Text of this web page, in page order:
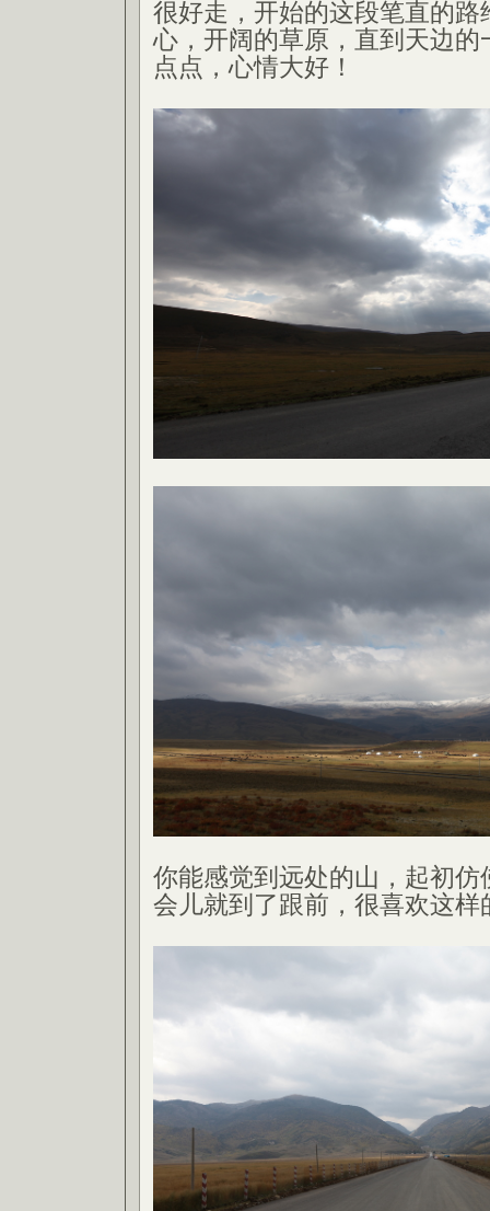
很好走，开始的这段笔直的路
心，开阔的草原，直到天边的
点点，心情大好！
你能感觉到远处的山，起初仿
会儿就到了跟前，很喜欢这样